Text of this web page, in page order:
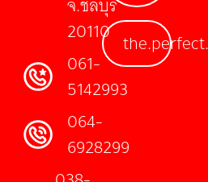
20110
061-
5142993
064-
6928299